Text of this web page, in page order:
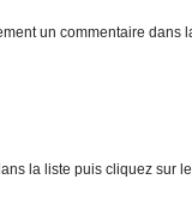
un commentaire dans
la liste puis cliquez sur